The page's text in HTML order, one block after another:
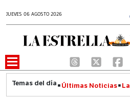
JUEVES 06 AGOSTO 2026
Últimas Noticias